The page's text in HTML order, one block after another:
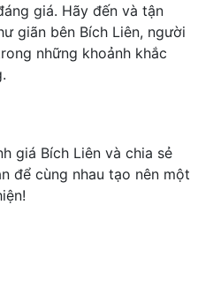
giá. Hãy đến và tận
giãn bên Bích Liên, người
những khoảnh khắc
giá Bích Liên và chia sẻ
để cùng nhau tạo nên một